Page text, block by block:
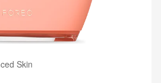
Skin